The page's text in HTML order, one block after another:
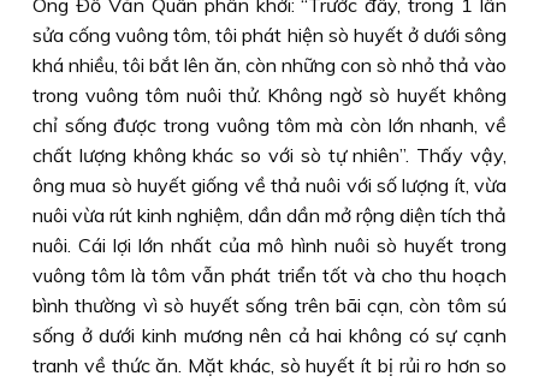
Ông Ðỗ Văn Quân phấn khởi: “Trước đây, trong 1 lần
sửa cống vuông tôm, tôi phát hiện sò huyết ở dưới sông
khá nhiều, tôi bắt lên ăn, còn những con sò nhỏ thả vào
trong vuông tôm nuôi thử. Không ngờ sò huyết không
chỉ sống được trong vuông tôm mà còn lớn nhanh, về
chất lượng không khác so với sò tự nhiên”. Thấy vậy,
ông mua sò huyết giống về thả nuôi với số lượng ít, vừa
nuôi vừa rút kinh nghiệm, dần dần mở rộng diện tích thả
nuôi. Cái lợi lớn nhất của mô hình nuôi sò huyết trong
vuông tôm là tôm vẫn phát triển tốt và cho thu hoạch
bình thường vì sò huyết sống trên bãi cạn, còn tôm sú
sống ở dưới kinh mương nên cả hai không có sự cạnh
tranh về thức ăn. Mặt khác, sò huyết ít bị rủi ro hơn so